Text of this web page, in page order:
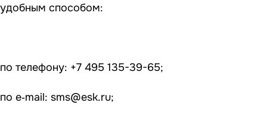
удобным способом:
по телефону: +7 495 135-39-65;
по e‑mail: sms@esk.ru;